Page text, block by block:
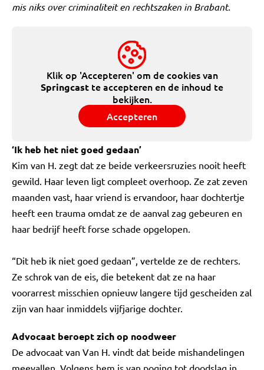
mis niks over criminaliteit en rechtszaken in Brabant.
Klik op 'Accepteren' om de cookies van
Springcast te accepteren en de inhoud te
bekijken.
Accepteren
‘Ik heb het niet goed gedaan’
Kim van H. zegt dat ze beide verkeersruzies nooit heeft
gewild. Haar leven ligt compleet overhoop. Ze zat zeven
maanden vast, haar vriend is ervandoor, haar dochtertje
heeft een trauma omdat ze de aanval zag gebeuren en
haar bedrijf heeft forse schade opgelopen.
“Dit heb ik niet goed gedaan”, vertelde ze de rechters.
Ze schrok van de eis, die betekent dat ze na haar
voorarrest misschien opnieuw langere tijd gescheiden zal
zijn van haar inmiddels vijfjarige dochter.
Advocaat beroept zich op noodweer
De advocaat van Van H. vindt dat beide mishandelingen
meevallen. Volgens hem is van poging tot doodslag in